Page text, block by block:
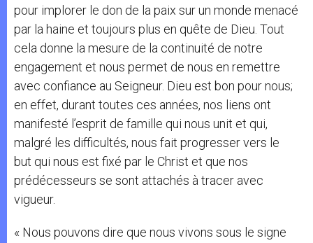
pour implorer le don de la paix sur un monde menacé
par la haine et toujours plus en quête de Dieu. Tout
cela donne la mesure de la continuité de notre
engagement et nous permet de nous en remettre
avec confiance au Seigneur. Dieu est bon pour nous;
en effet, durant toutes ces années, nos liens ont
manifesté l’esprit de famille qui nous unit et qui,
malgré les difficultés, nous fait progresser vers le
but qui nous est fixé par le Christ et que nos
prédécesseurs se sont attachés à tracer avec
vigueur.
« Nous pouvons dire que nous vivons sous le signe